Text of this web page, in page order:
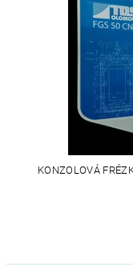
KONZOLOVÁ